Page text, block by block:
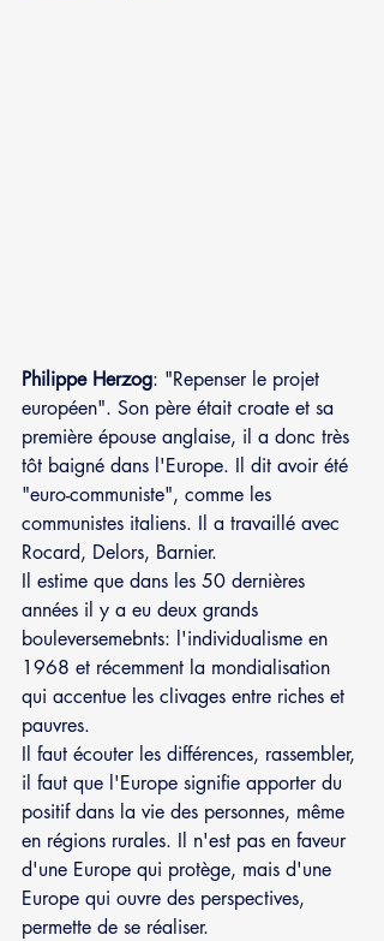
Philippe Herzog: "Repenser le projet
européen". Son père était croate et sa
première épouse anglaise, il a donc très
tôt baigné dans l'Europe. Il dit avoir été
"euro-communiste", comme les
communistes italiens. Il a travaillé avec
Rocard, Delors, Barnier.
Il estime que dans les 50 dernières
années il y a eu deux grands
bouleversemebnts: l'individualisme en
1968 et récemment la mondialisation
qui accentue les clivages entre riches et
pauvres.
Il faut écouter les différences, rassembler,
il faut que l'Europe signifie apporter du
positif dans la vie des personnes, même
en régions rurales. Il n'est pas en faveur
d'une Europe qui protège, mais d'une
Europe qui ouvre des perspectives,
permette de se réaliser.